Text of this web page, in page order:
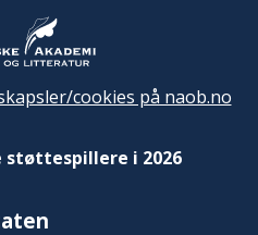
cookies på naob.no
støttespillere i 2026